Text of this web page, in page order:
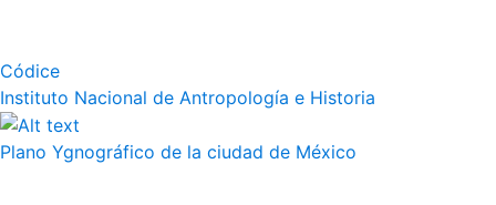
Códice
Instituto Nacional de Antropología e Historia
Plano Ygnográfico de la ciudad de México